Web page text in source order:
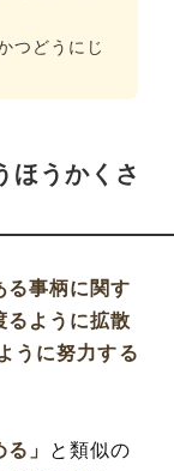
つどうにじ
ほうかくさ
る事柄に関す
るように拡散
うに努力する
」
と類似の